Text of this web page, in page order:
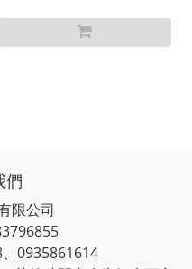
們
限公司
0935861614